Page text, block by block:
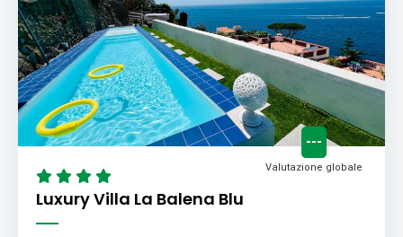
Luxury Villa La Balena Blu
---
Valutazione globale